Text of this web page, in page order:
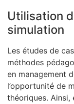
Utilisation
simulation
Les études de
méthodes
en management
l’opportunité de
théoriques. Ainsi,